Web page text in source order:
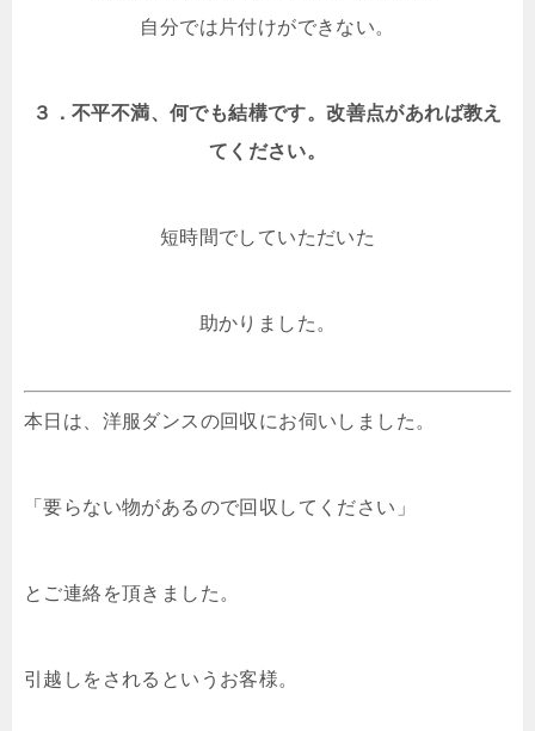
自分では片付けができない。
３．不平不満、何でも結構です。改善点があれば教え
てください。
短時間でしていただいた
助かりました。
本日は、洋服ダンスの回収にお伺いしました。
「要らない物があるので回収してください」
とご連絡を頂きました。
引越しをされるというお客様。